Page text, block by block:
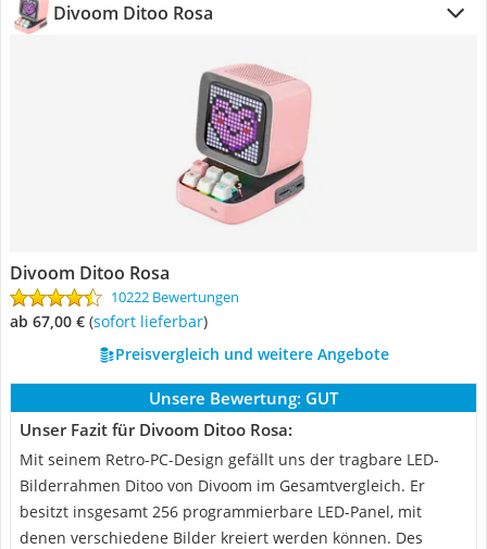
Divoom Ditoo Rosa
Divoom Ditoo Rosa
10222 Bewertungen
ab 67,00 € ( Sofort lieferbar)
Preisvergleich und weitere Angebote
Unsere Bewertung: GUT
Unser Fazit für Divoom Ditoo Rosa:
Mit seinem Retro-PC-Design gefällt uns der tragbare LED-
Bilderrahmen Ditoo von Divoom im Gesamtvergleich. Er
besitzt insgesamt 256 programmierbare LED-Panel, mit
denen verschiedene Bilder kreiert werden können. Des